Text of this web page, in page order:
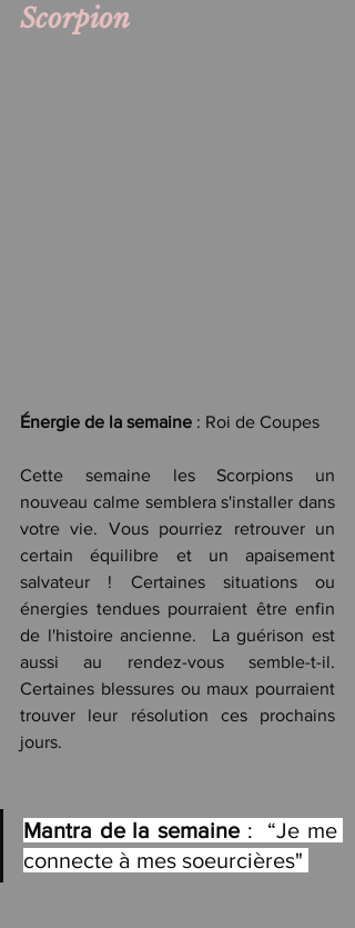
Scorpion
Énergie de la semaine : Roi de Coupes
Cette semaine les Scorpions un
nouveau calme semblera s'installer dans
votre vie. Vous pourriez retrouver un
certain équilibre et un apaisement
salvateur ! Certaines situations ou
énergies tendues pourraient être enfin
de l'histoire ancienne.  La guérison est
aussi au rendez-vous semble-t-il.
Certaines blessures ou maux pourraient
trouver leur résolution ces prochains
jours.
Mantra de la semaine :  “Je me
connecte à mes soeurcières"